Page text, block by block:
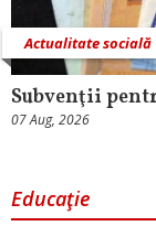
Actualitate socială
Subvenţii
07 Aug, 2026
Educaţie